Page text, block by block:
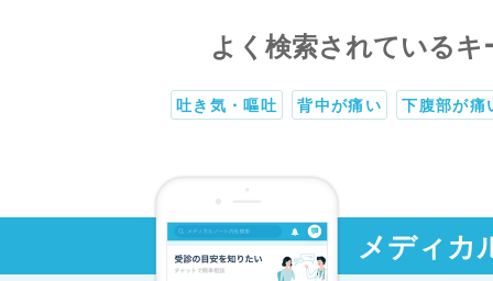
よく検索されているキ
吐き気・嘔吐 背中が痛い 下腹部が痛
メディカ